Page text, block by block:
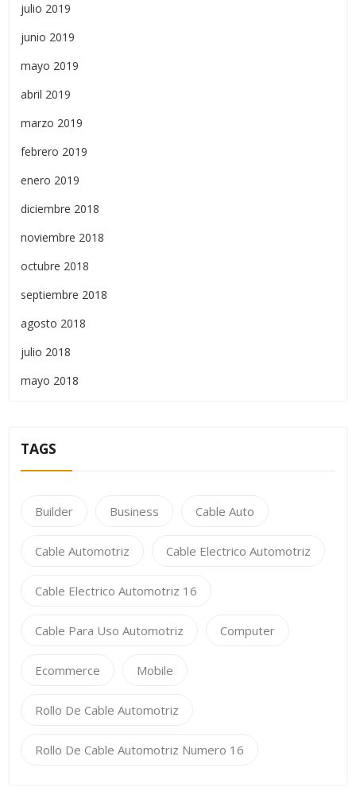
julio 2019
junio 2019
mayo 2019
abril 2019
marzo 2019
febrero 2019
enero 2019
diciembre 2018
noviembre 2018
octubre 2018
septiembre 2018
agosto 2018
julio 2018
mayo 2018
TAGS
Builder Business Cable Auto
Cable Automotriz Cable Electrico Automotriz
Cable Electrico Automotriz 16
Cable Para Uso Automotriz Computer
Ecommerce Mobile
Rollo De Cable Automotriz
Rollo De Cable Automotriz Numero 16